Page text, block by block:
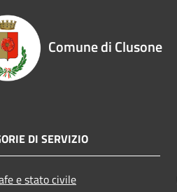
Comune di Clusone
DI SERVIZIO
e stato civile